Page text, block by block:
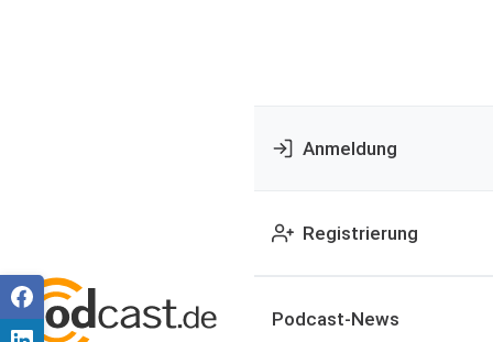
Anmeldung
Registrierung
Podcast-News